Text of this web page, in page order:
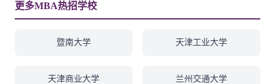
更多MBA热招学校
暨南大学 天津工业大学
天津商业大学 兰州交通大学